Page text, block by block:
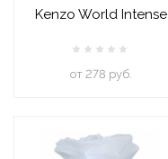
Kenzo World Intense
oт 278 руб.